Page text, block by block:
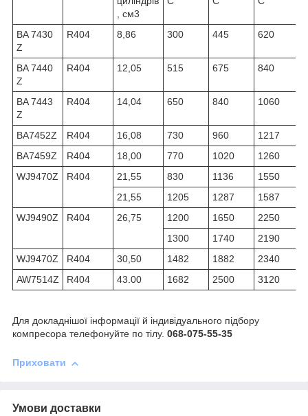
, см3
BA 7430
Z
R404 8,86 300 445 620
BA 7440
Z
R404 12,05 515 675 840
BA 7443
Z
R404 14,04 650 840 1060
BA7452Z R404 16,08 730 960 1217
BA7459Z
R404 18,00 770 1020 1260
WJ9470Z
R404 21,55 830 1136 1550
21,55
1205 1287 1587
WJ9490Z
R404 26,75 1200 1650 2250
1300
1740 2190
WJ9470Z
R404 30,50 1482 1882 2340
AW7514Z
R404 43.00 1682 2500 3120
Для докладнішої інформації й індивідуального підбору
компресора телефонуйте по тілу. 068-075-55-35
Приховати
Умови доставки